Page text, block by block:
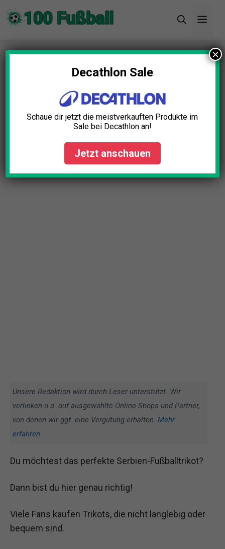
Zum
Inhalt
Startseite»Blog»Fußball Trikot Serbien Test: Die
11 besten (Bestenliste)
Fußball Trikot Serbien Test:
Die 11 besten (Bestenliste)
April 23, 2025
Unsere Redaktion wird durch Leser unterstützt. Wir
verlinken u.a. auf ausgewählte Online-Shops und Partner,
von denen wir ggf. eine Vergütung erhalten. Mehr
erfahren.
Du möchtest das perfekte Serbien-Fußballtrikot?
Dann bist du hier genau richtig!
Viele Fans kaufen Trikots, die nicht langlebig oder
bequem sind.
Decathlon Sale
Schaue dir jetzt die meistverkauften Produkte im
Sale bei Decathlon an!
Jetzt anschauen
×